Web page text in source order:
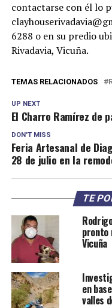
contactarse con él lo
6288 o en su predio
Rivadavia, Vicuña.
TEMAS RELACIONADOS
UP NEXT
El Charro Ramírez de
DON'T MISS
Feria Artesanal de
28 de julio en la
TE
pronto
Vicuña
en
valles